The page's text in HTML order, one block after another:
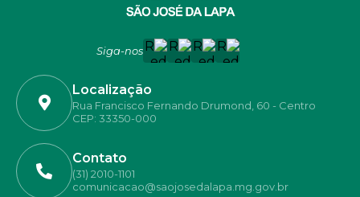
Siga-nos
Localização
Rua Francisco Fernando Drumond, 60 - Centro
CEP: 33350-000
Contato
(31) 2010-1101
comunicacao@saojosedalapa.mg.gov.br